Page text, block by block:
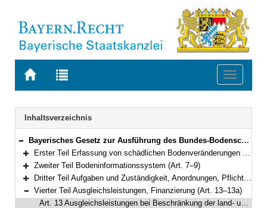
Zur
BAYERN.RECHT
Zur
letzten
Suche
Toggle
Navigation
Inhaltsverzeichnis
Bereich reduzieren
Bayerisches Gesetz zur Ausführung des Bundes-Bodenschutzgesetzes (Bayerisches Bodenschutzgesetz – BayBodSchG) Vom 23. Februar 1999 (GVBl. S. 36) BayRS 2129-4-1-U (Art. 1–15)
Bereich erweitern
Erster Teil Erfassung von schädlichen Bodenveränderungen und Altlasten, Überwachung und Gefahrenabwehr (Art. 1–6)
Bereich erweitern
Zweiter Teil Bodeninformationssystem (Art. 7–9)
Bereich erweitern
Dritter Teil Aufgaben und Zuständigkeit, Anordnungen, Pflichten der Behörden und sonstiger öffentlicher Stellen (Art. 10–12)
Bereich reduzieren
Vierter Teil Ausgleichsleistungen, Finanzierung (Art. 13–13a)
Art. 13 Ausgleichsleistungen bei Beschränkung der land- und forstwirtschaftlichen Bodennutzung